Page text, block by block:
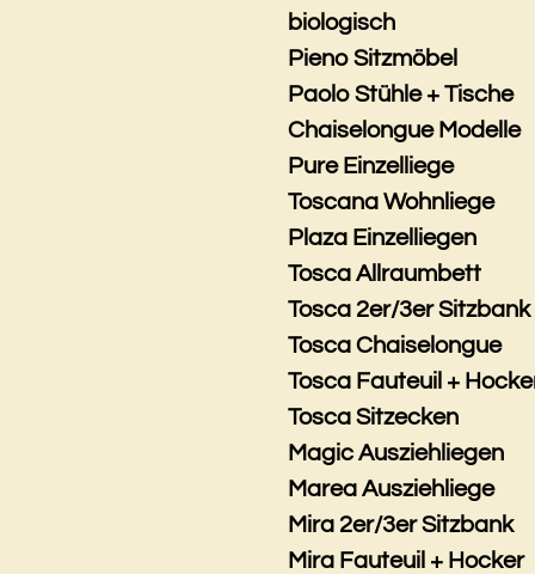
biologisch
Pieno Sitzmöbel
Paolo Stühle + Tische
Chaiselongue Modelle
Pure Einzelliege
Toscana Wohnliege
Plaza Einzelliegen
Tosca Allraumbett
Tosca 2er/3er Sitzbank
Tosca Chaiselongue
Tosca Fauteuil +
Tosca Sitzecken
Magic Ausziehliegen
Marea Ausziehliege
Mira 2er/3er Sitzbank
Mira Fauteuil + Hocker